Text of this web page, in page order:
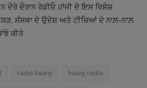
ਦੌਰਾਨ ਰੇਡੀਓ ਹਾਂਜੀ ਦੇ ਇਸ ਵਿਸ਼ੇਸ਼
ਸੰਸਥਾ ਦੇ ਉਦੇਸ਼ ਅਤੇ ਟੀਚਿਆਂ ਦੇ ਨਾਲ਼-ਨਾਲ਼
ਕੀਤੇ
radio haanji haanji radio